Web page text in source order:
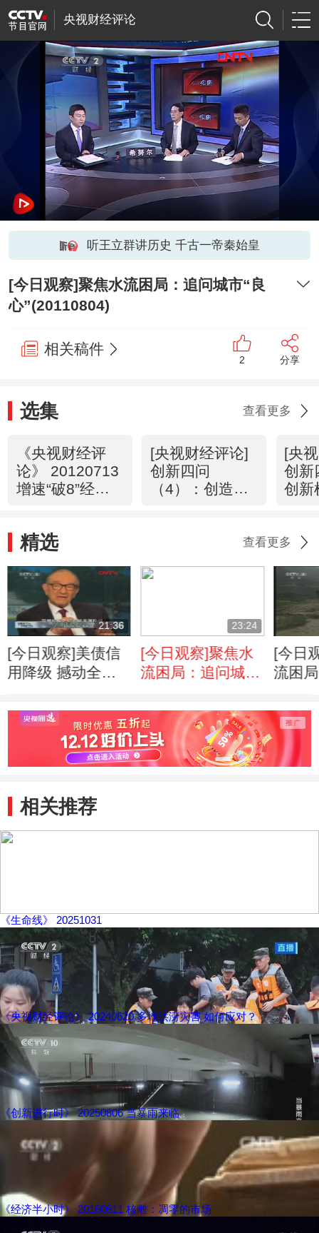
央视财经评论
听王立群讲历史 千古一帝秦始皇
[今日观察]聚焦水流困局：追问城市“良
心”(20110804)
相关稿件
2 分享
选集 查看更多
《央视财经评
论》 20120713
增速“破8”经济
[央视财经评论]
创新四问
（4）：创造未
（20120712）
[央
创新
创新
精选 查看更多
21:36
[今日观察]美债信
用降级 撼动全球
23:24
[今日观察]聚焦水
流困局：追问城
心”(20110804)
[今日
流困
相关推荐
《生命线》 20251031
《央视财经评论》 20240620 多地洪涝灾害 如何应对？
《创新进行时》 20250806 当暴雨来临
《经济半小时》 20160611 核雕：凋零的市场